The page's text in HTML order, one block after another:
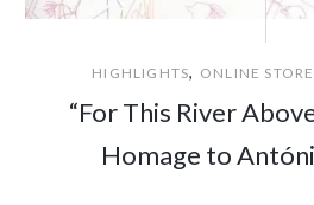
HIGHLIGHTS, ONLINE STORE
“For This River
Homage to